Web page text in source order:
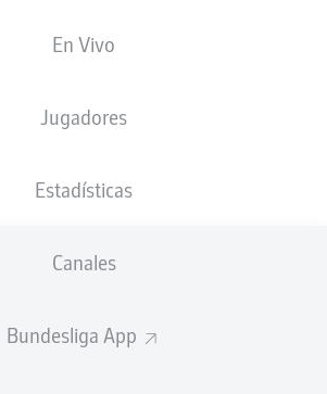
En Vivo
Jugadores
Estadísticas
Canales
Bundesliga App